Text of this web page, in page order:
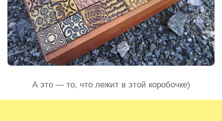
А это — то, что лежит в этой коробочке)